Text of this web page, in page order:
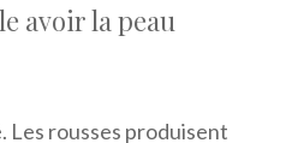
avoir la peau
Les rousses produisent